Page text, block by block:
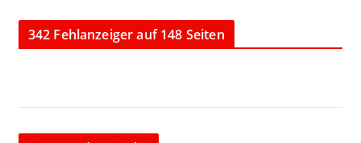
342 Fehlanzeiger auf 148 Seiten